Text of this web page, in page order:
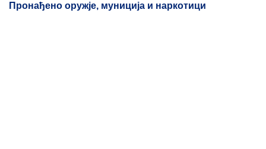
Пронађено оружје, муниција и наркотици